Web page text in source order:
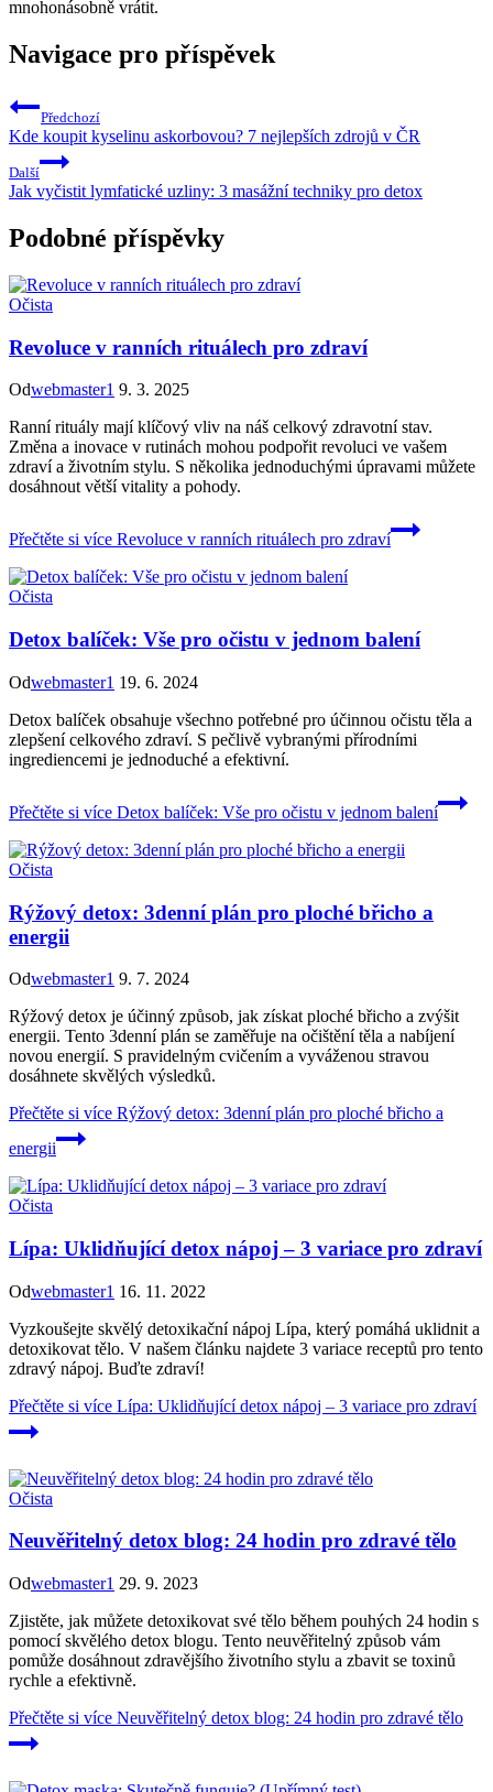
mnohonásobně vrátit.
Navigace pro příspěvek
Předchozí
Kde koupit kyselinu askorbovou? 7 nejlepších zdrojů v ČR
Další
Jak vyčistit lymfatické uzliny: 3 masážní techniky pro detox
Podobné příspěvky
Očista
Revoluce v ranních rituálech pro zdraví
Odwebmaster1 9. 3. 2025
Ranní rituály mají klíčový vliv na náš celkový zdravotní stav.
Změna a inovace v rutinách mohou podpořit revoluci ve vašem
zdraví a životním stylu. S několika jednoduchými úpravami můžete
dosáhnout větší vitality a pohody.
Přečtěte si více Revoluce v ranních rituálech pro zdraví
Očista
Detox balíček: Vše pro očistu v jednom balení
Odwebmaster1 19. 6. 2024
Detox balíček obsahuje všechno potřebné pro účinnou očistu těla a
zlepšení celkového zdraví. S pečlivě vybranými přírodními
ingrediencemi je jednoduché a efektivní.
Přečtěte si více Detox balíček: Vše pro očistu v jednom balení
Očista
Rýžový detox: 3denní plán pro ploché břicho a
energii
Odwebmaster1 9. 7. 2024
Rýžový detox je účinný způsob, jak získat ploché břicho a zvýšit
energii. Tento 3denní plán se zaměřuje na očištění těla a nabíjení
novou energií. S pravidelným cvičením a vyváženou stravou
dosáhnete skvělých výsledků.
Přečtěte si více Rýžový detox: 3denní plán pro ploché břicho a
energii
Očista
Lípa: Uklidňující detox nápoj – 3 variace pro zdraví
Odwebmaster1 16. 11. 2022
Vyzkoušejte skvělý detoxikační nápoj Lípa, který pomáhá uklidnit a
detoxikovat tělo. V našem článku najdete 3 variace receptů pro tento
zdravý nápoj. Buďte zdraví!
Přečtěte si více Lípa: Uklidňující detox nápoj – 3 variace pro zdraví
Očista
Neuvěřitelný detox blog: 24 hodin pro zdravé tělo
Odwebmaster1 29. 9. 2023
Zjistěte, jak můžete detoxikovat své tělo během pouhých 24 hodin s
pomocí skvělého detox blogu. Tento neuvěřitelný způsob vám
pomůže dosáhnout zdravějšího životního stylu a zbavit se toxinů
rychle a efektivně.
Přečtěte si více Neuvěřitelný detox blog: 24 hodin pro zdravé tělo